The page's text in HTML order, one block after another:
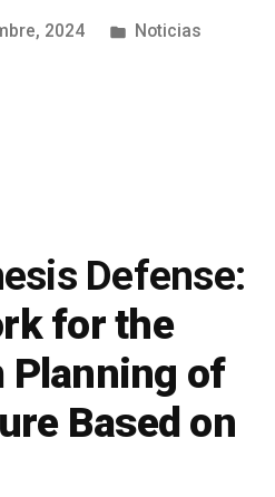
2024
Noticias
Defense:
for the
Planning of
Based on